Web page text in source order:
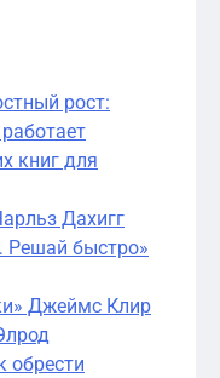
рост:
книг для
Дахигг
Решай быстро»
Джеймс Клир
обрести